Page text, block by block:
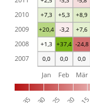
0,0 0,0 0,0
+1,3 +37,4 -24,8
+20,4 -3,2 +7,6
+7,3 +5,3 +8,9
Jan Feb Mär
2007
2008
2009
2010